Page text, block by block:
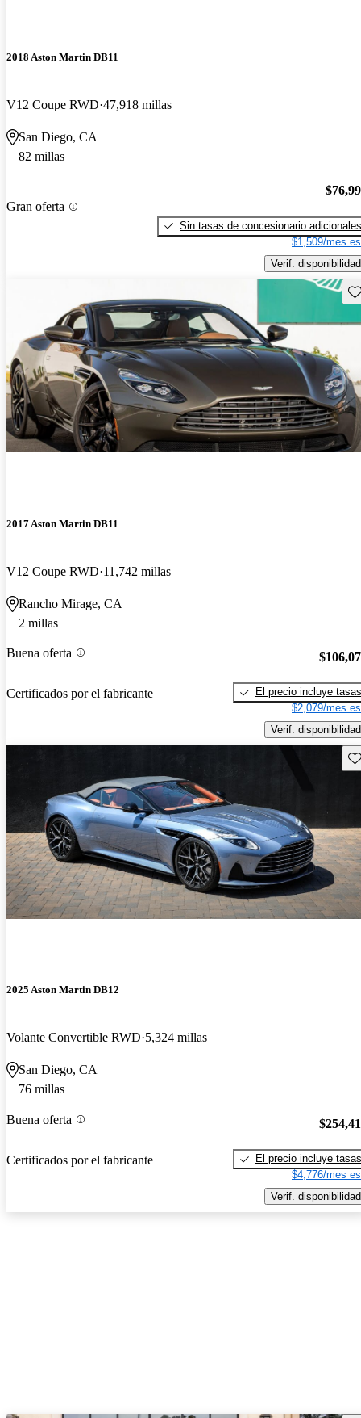
2018 Aston Martin DB11
V12 Coupe RWD 47,918 millas
San Diego, CA
82 millas
Gran oferta
Sin tasas de concesionario adicionales
$1,509/mes
Verif. disponibilidad
2017 Aston Martin DB11
V12 Coupe RWD 11,742 millas
Rancho Mirage, CA
2 millas
Buena oferta
Certificados por el fabricante
El precio incluye tasas
$2,079/mes
Verif. disponibilidad
2025 Aston Martin DB12
Volante Convertible RWD 5,324 millas
San Diego, CA
76 millas
Buena oferta
Certificados por el fabricante
El precio incluye tasas
$4,776/mes
Verif. disponibilidad